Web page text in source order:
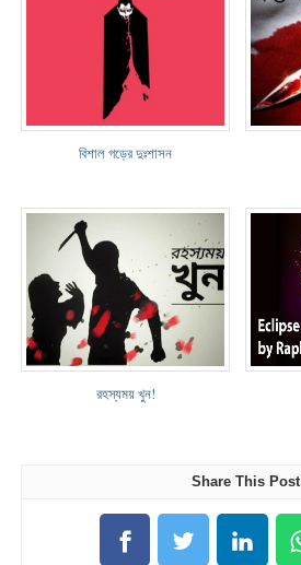
বিশাল গড়ের দুঃশাসন
রহস্যময় খুন!
Share This Post